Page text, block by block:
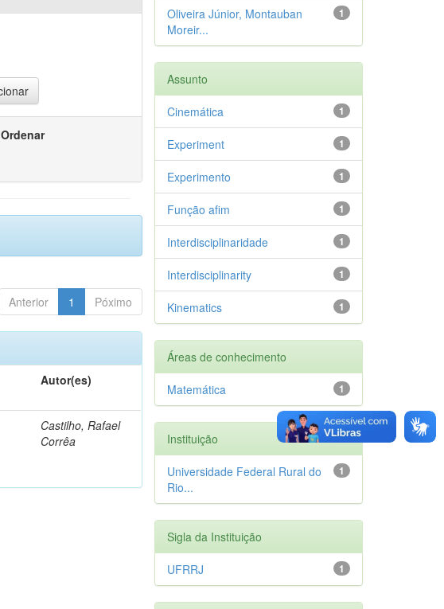
Ordenar
Anterior 1 Póximo
Autor(es)
Castilho, Rafael
Corrêa
1
Oliveira Júnior, Montauban
Moreir...
Assunto
1
Cinemática
1
Experiment
1
Experimento
1
Função afim
1
Interdisciplinaridade
1
Interdisciplinarity
1
Kinematics
Áreas de conhecimento
1
Matemática
Instituição
1
Universidade Federal Rural do
Rio...
Sigla da Instituição
1
UFRRJ